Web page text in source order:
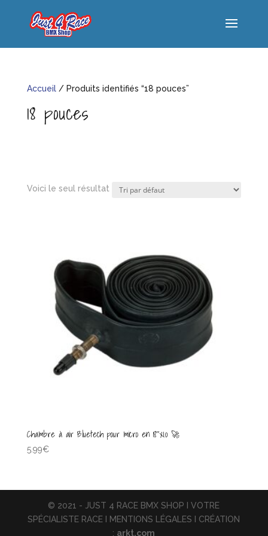
Accueil/ Produits identifiés “18 pouces”
18 pouces
Voici le seul résultat
Chambre à air Bluetech pour micro en 18″x1.0 🚀
5.99€
© 2021 - JUST 4 RACE BMX SHOP I VOTRE
SPÉCIALISTE RACE I MENTIONS LÉGALES I CRÉATION
: arkt.com